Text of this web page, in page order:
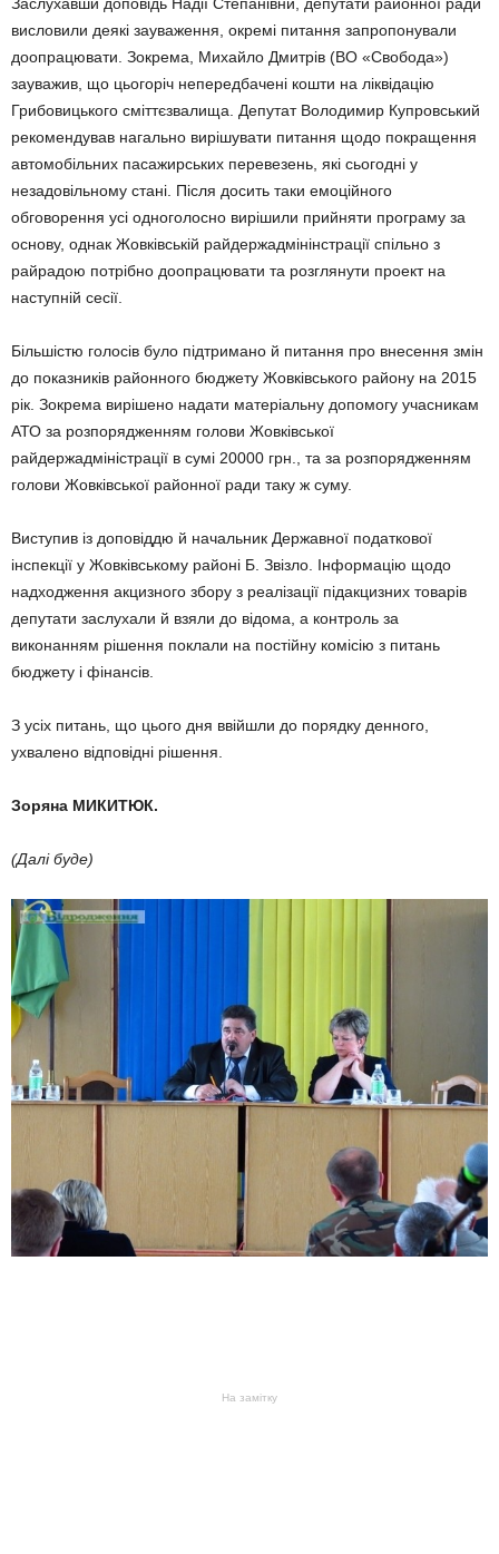
висловили деякі зауваження, окремі питання запропонували
доопрацювати. Зокрема, Михайло Дмитрів (ВО «Свобода»)
зауважив, що цьогоріч непередбачені кошти на ліквідацію
Грибовицького сміттєзвалища. Депутат Володимир Купровський
рекомендував нагально вирішувати питання щодо покращення
автомобільних пасажирських перевезень, які сьогодні у
незадовільному стані. Після досить таки емоційного
обговорення усі одноголосно вирішили прийняти програму за
основу, однак Жовківській райдержадмінінстрації спільно з
райрадою потрібно доопрацювати та розглянути проект на
наступній сесії.
Більшістю голосів було підтримано й питання про внесення змін
до показників районного бюджету Жовківського району на 2015
рік. Зокрема вирішено надати матеріальну допомогу учасникам
АТО за розпорядженням голови Жовківської
райдержадміністрації в сумі 20000 грн., та за розпорядженням
голови Жовківської районної ради таку ж суму.
Виступив із доповіддю й начальник Державної податкової
інспекції у Жовківському районі Б. Звізло. Інформацію щодо
надходження акцизного збору з реалізації підакцизних товарів
депутати заслухали й взяли до відома, а контроль за
виконанням рішення поклали на постійну комісію з питань
бюджету і фінансів.
З усіх питань, що цього дня ввійшли до порядку денного,
ухвалено відповідні рішення.
Зоряна МИКИТЮК.
(Далі буде)
На замітку